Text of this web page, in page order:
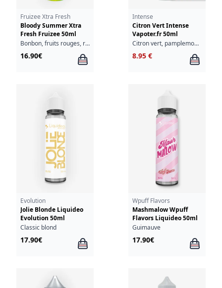
Fruizee Xtra Fresh
Bloody Summer Xtra
Fresh Fruizee 50ml
Bonbon, fruits rouges, raisin, cassis
16.90€
Intense
Citron Vert Intense
Vapoter.fr 50ml
Citron vert, pamplemousse, agrume
8.95 €
Evolution
Jolie Blonde Liquideo
Evolution 50ml
Classic blond
17.90€
Wpuff Flavors
Mashmalow Wpuff
Flavors Liquideo 50ml
Guimauve
17.90€